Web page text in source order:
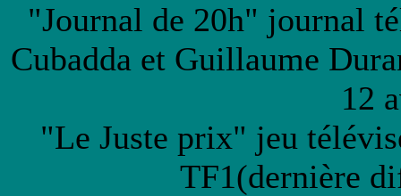
"Journal de 20h" journal
Cubadda et Guillaume
12
"Le Juste prix" jeu
TF1(dernière